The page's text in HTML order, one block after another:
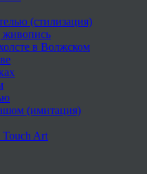
(стилизация)
живопись
в Волжском
(имитация)
Touch Art